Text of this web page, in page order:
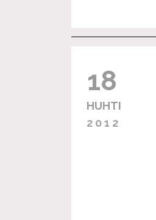
18
HUHTI
2012